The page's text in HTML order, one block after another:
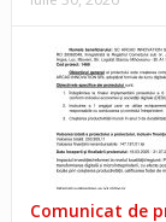
Comunicat de